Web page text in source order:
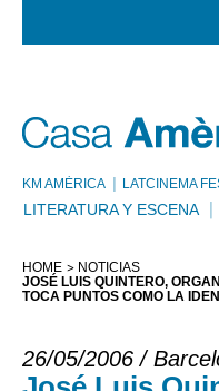
KM AMÈRICA LATCINEMA
LITERATURA Y ESCENA
HOME
NOTICIAS
JOSÉ LUIS QUINTERO,
TOCA PUNTOS COMO LA
26/05/2006 /